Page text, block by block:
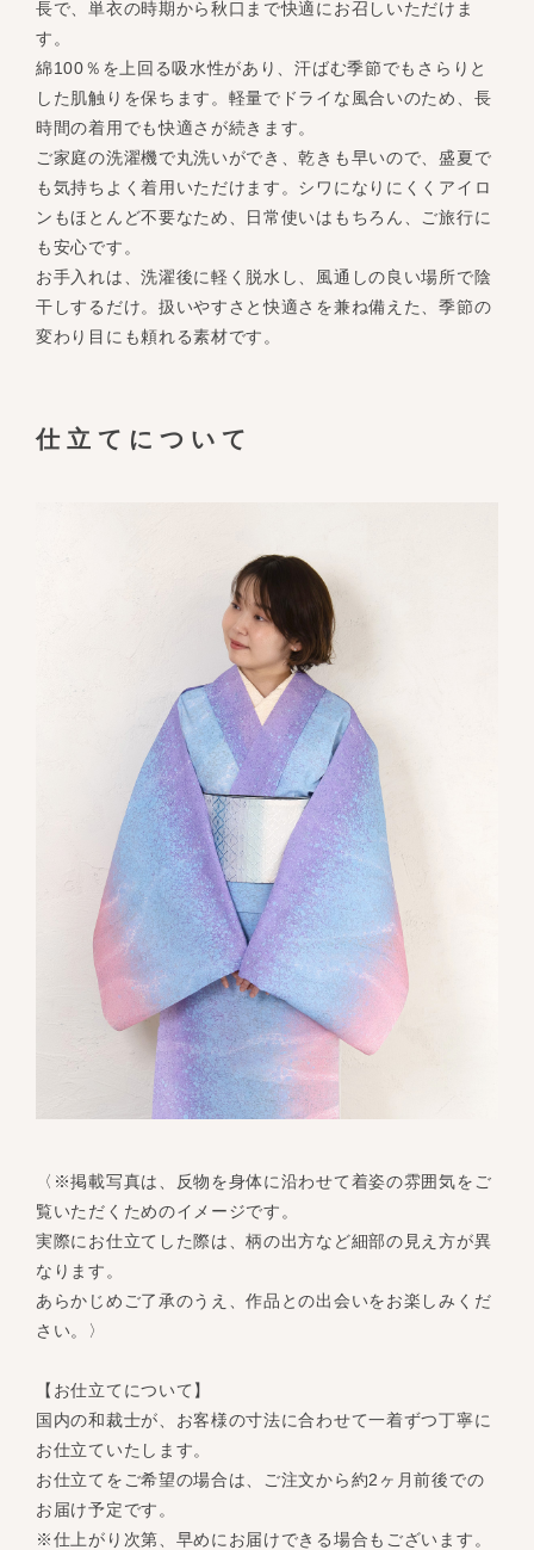
長で、単衣の時期から秋口まで快適にお召しいただけま
す。
綿100％を上回る吸水性があり、汗ばむ季節でもさらりと
した肌触りを保ちます。軽量でドライな風合いのため、長
時間の着用でも快適さが続きます。
ご家庭の洗濯機で丸洗いができ、乾きも早いので、盛夏で
も気持ちよく着用いただけます。シワになりにくくアイロ
ンもほとんど不要なため、日常使いはもちろん、ご旅行に
も安心です。
お手入れは、洗濯後に軽く脱水し、風通しの良い場所で陰
干しするだけ。扱いやすさと快適さを兼ね備えた、季節の
変わり目にも頼れる素材です。
仕立てについて
〈※掲載写真は、反物を身体に沿わせて着姿の雰囲気をご
覧いただくためのイメージです。
実際にお仕立てした際は、柄の出方など細部の見え方が異
なります。
あらかじめご了承のうえ、作品との出会いをお楽しみくだ
さい。〉
【お仕立てについて】
国内の和裁士が、お客様の寸法に合わせて一着ずつ丁寧に
お仕立ていたします。
お仕立てをご希望の場合は、ご注文から約2ヶ月前後での
お届け予定です。
※仕上がり次第、早めにお届けできる場合もございます。